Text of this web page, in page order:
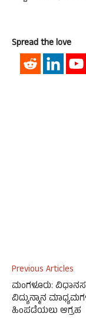
Spread the love
Previous Articles
ಮಂಗಳೂರು:
ವಿದ್ಯುನ್ಮಾನ
ಹಿಂಪಡೆಯಲು ಆಗ್ರಹ